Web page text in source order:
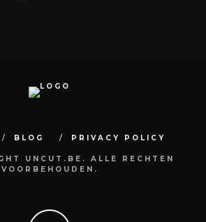
BLOG PRIVACY POLICY
UNCUT.BE. ALLE RECHTEN
VOORBEHOUDEN.